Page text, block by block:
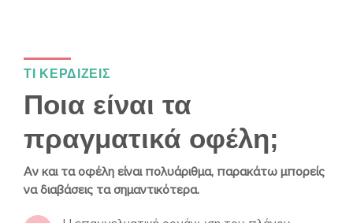
ΤΙ ΚΕΡΔΙΖΕΙΣ
Ποια είναι τα
πραγματικά οφέλη;
Αν και τα οφέλη είναι πολυάριθμα, παρακάτω μπορείς
να διαβάσεις τα σημαντικότερα.